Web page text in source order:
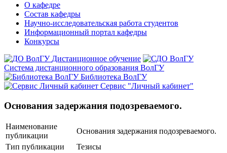
О кафедре
Состав кафедры
Научно-исследовательская работа студентов
Информационный портал кафедры
Конкурсы
Дистанционное обучение
Система дистанционного образования ВолГУ
Библиотека ВолГУ
Сервис "Личный кабинет"
Основания задержания подозреваемого.
Наименование
публикации
Основания задержания подозреваемого.
Тип публикации
Тезисы